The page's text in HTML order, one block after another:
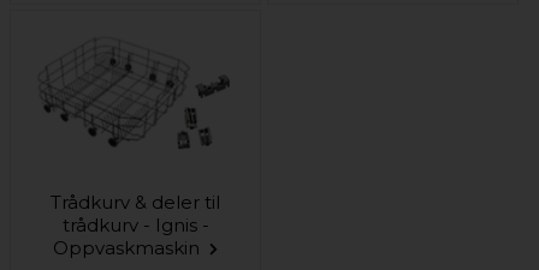
Trådkurv & deler til
trådkurv - Ignis -
Oppvaskmaskin